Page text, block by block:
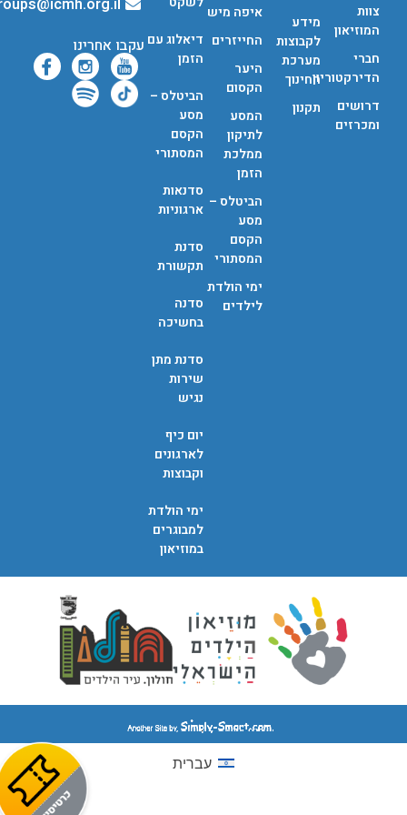
צוות
המוזיאון
חברי
הדירקטוריון
דרושים
ומכרזים
מידע
לקבוצות
מערכת
החינוך
תקנון
איפה מיש
החייזרים
היער
הקסום
המסע
לתיקון
ממלכת
הזמן
הביטלס –
מסע
הקסם
המסתורי
ימי הולדת
לילדים
דיאלוג עם
הזמן
הביטלס –
מסע
הקסם
המסתורי
סדנאות
ארגוניות
סדנת
תקשורת
סדנה
בחשיכה
סדנת מתן
שירות
נגיש
יום כיף
לארגונים
וקבוצות
ימי הולדת
למבוגרים
במוזיאון
groups@icmh.org.il
עקבו אחרינו
עברית